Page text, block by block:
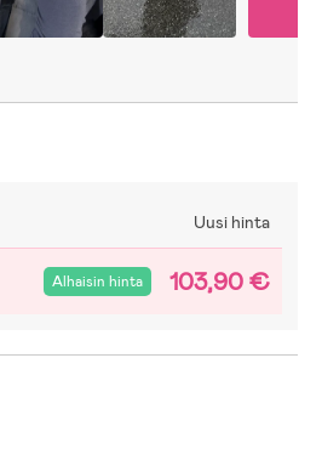
Uusi hinta
Alhaisin hinta 103,90 €